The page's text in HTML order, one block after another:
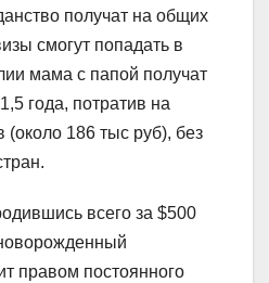
получат на общих
смогут попадать в
мама с папой получат
года, потратив на
186 тыс руб), без
всего за $500
правом постоянного